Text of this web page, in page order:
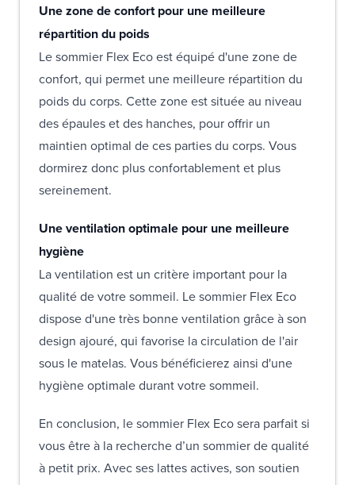
Une zone de confort pour une meilleure
répartition du poids
Le sommier Flex Eco est équipé d'une zone de
confort, qui permet une meilleure répartition du
poids du corps. Cette zone est située au niveau
des épaules et des hanches, pour offrir un
maintien optimal de ces parties du corps. Vous
dormirez donc plus confortablement et plus
sereinement.
Une ventilation optimale pour une meilleure
hygiène
La ventilation est un critère important pour la
qualité de votre sommeil. Le sommier Flex Eco
dispose d'une très bonne ventilation grâce à son
design ajouré, qui favorise la circulation de l'air
sous le matelas. Vous bénéficierez ainsi d'une
hygiène optimale durant votre sommeil.
En conclusion, le sommier Flex Eco sera parfait si
vous être à la recherche d’un sommier de qualité
à petit prix. Avec ses lattes actives, son soutien